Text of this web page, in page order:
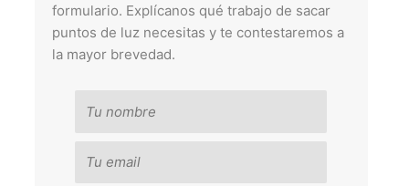
formulario. Explícanos qué trabajo de sacar
puntos de luz necesitas y te contestaremos a
la mayor brevedad.